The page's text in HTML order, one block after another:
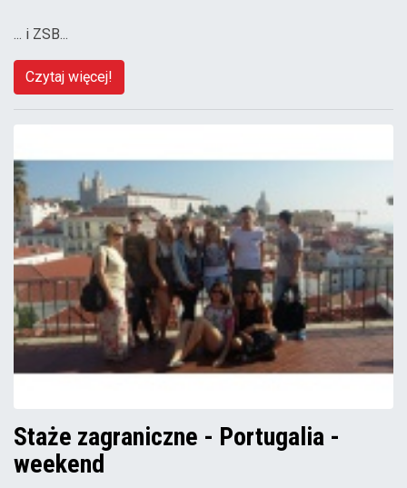
... i ZSB...
Czytaj więcej!
Staże zagraniczne - Portugalia -
weekend